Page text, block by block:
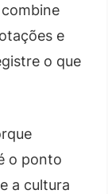
e
o que
o ponto
a cultura